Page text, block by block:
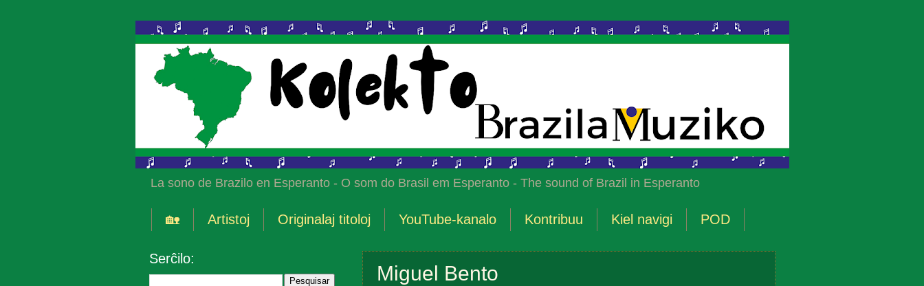
La sono de Brazilo en Esperanto - O som do Brasil em Esperanto - The sound of Brazil in Esperanto
🏡 Artistoj Originalaj titoloj YouTube-kanalo Kontribuu Kiel navigi POD
Miguel Bento
Serĉilo: